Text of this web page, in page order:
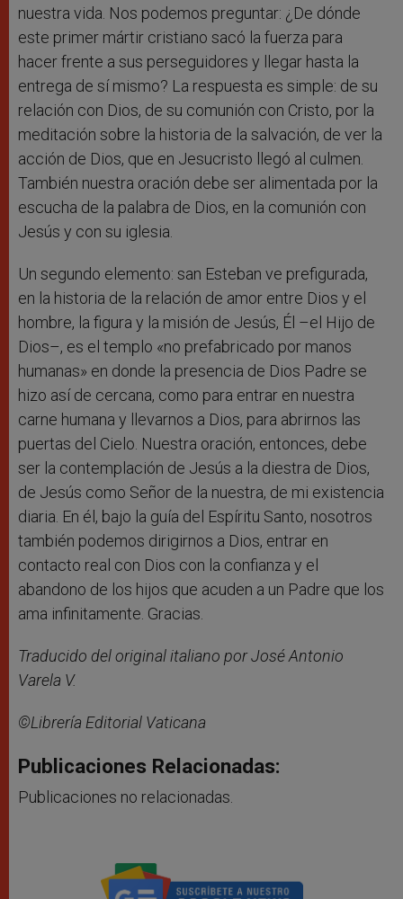
nuestra vida. Nos podemos preguntar: ¿De dónde
este primer mártir cristiano sacó la fuerza para
hacer frente a sus perseguidores y llegar hasta la
entrega de sí mismo? La respuesta es simple: de su
relación con Dios, de su comunión con Cristo, por la
meditación sobre la historia de la salvación, de ver la
acción de Dios, que en Jesucristo llegó al culmen.
También nuestra oración debe ser alimentada por la
escucha de la palabra de Dios, en la comunión con
Jesús y con su iglesia.
Un segundo elemento: san Esteban ve prefigurada,
en la historia de la relación de amor entre Dios y el
hombre, la figura y la misión de Jesús, Él –el Hijo de
Dios–, es el templo «no prefabricado por manos
humanas» en donde la presencia de Dios Padre se
hizo así de cercana, como para entrar en nuestra
carne humana y llevarnos a Dios, para abrirnos las
puertas del Cielo. Nuestra oración, entonces, debe
ser la contemplación de Jesús a la diestra de Dios,
de Jesús como Señor de la nuestra, de mi existencia
diaria. En él, bajo la guía del Espíritu Santo, nosotros
también podemos dirigirnos a Dios, entrar en
contacto real con Dios con la confianza y el
abandono de los hijos que acuden a un Padre que los
ama infinitamente. Gracias.
Traducido del original italiano por José Antonio
Varela V.
©Librería Editorial Vaticana
Publicaciones Relacionadas:
Publicaciones no relacionadas.